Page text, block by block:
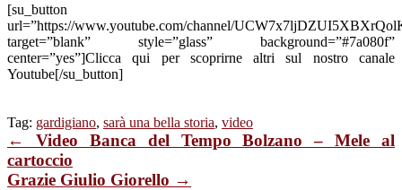
[su_button
url=”https://www.youtube.com/channel/
target=”blank” style=”glass” background=”#7a080f”
center=”yes”]Clicca qui per scoprirne altri sul nostro canale
Youtube[/su_button]
Tag: gardigiano, sarà una bella storia, video
← Video Banca del Tempo Bolzano – Mele al
cartoccio
Grazie Giulio Giorello →